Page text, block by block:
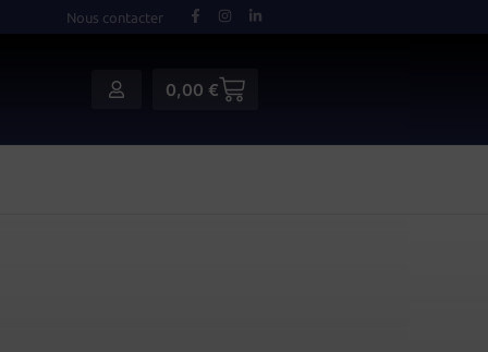
Nous contacter
0,00€